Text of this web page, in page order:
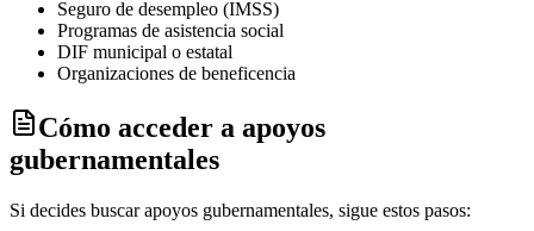
Seguro de desempleo (IMSS)
Programas de asistencia social
DIF municipal o estatal
Organizaciones de beneficencia
Cómo acceder a apoyos
gubernamentales
Si decides buscar apoyos gubernamentales, sigue estos pasos: